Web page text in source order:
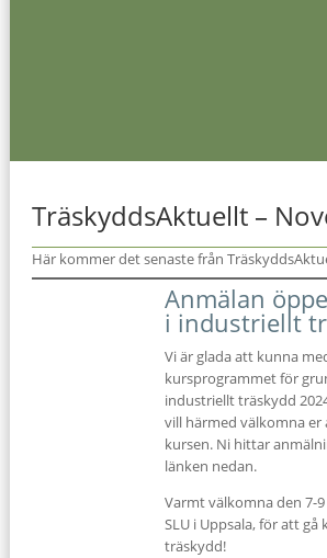
TräskyddsAktuellt –
Här kommer det senaste från
Anmälan
i industriellt
Vi är glada att kunna
kursprogrammet för
industriellt träskydd
vill härmed välkomna
kursen. Ni hittar
länken nedan.
Varmt välkomna den 7-
SLU i Uppsala, för att
träskydd!